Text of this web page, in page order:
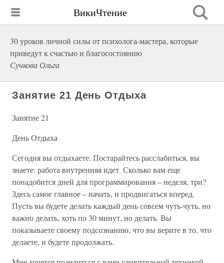
ВикиЧтение
30 уроков личной силы от психолога-мастера, которые
приведут к счастью и благосостоянию
Сучкова Ольга
Занятие 21 День Отдыха
Занятие 21
День Отдыха
Сегодня вы отдыхаете. Постарайтесь расслабиться, вы
знаете: работа внутренняя идет. Сколько вам еще
понадобится дней для программирования – неделя, три?
Здесь самое главное – начать, и продвигаться вперед.
Пусть вы будете делать каждый день совсем чуть-чуть, но
важно делать, хоть по 30 минут, но делать. Вы
показываете своему подсознанию, что вы верите в то, что
делаете, и будете продолжать.